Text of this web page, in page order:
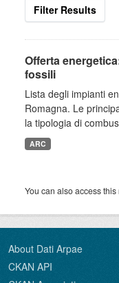
Filter Results
Offerta
fossili
Lista degli impianti
Romagna. Le
la tipologia di
ARC
You can also access
About Dati Arpae
CKAN API